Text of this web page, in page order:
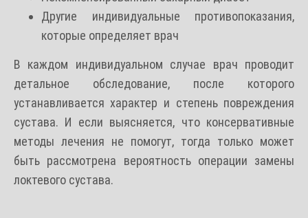
Другие индивидуальные противопоказания,
которые определяет врач
В каждом индивидуальном случае врач проводит
детальное обследование, после которого
устанавливается характер и степень повреждения
сустава. И если выясняется, что консервативные
методы лечения не помогут, тогда только может
быть рассмотрена вероятность операции замены
локтевого сустава.